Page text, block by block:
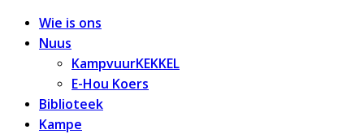
Wie is ons
Nuus
KampvuurKEKKEL
E-Hou Koers
Biblioteek
Kampe